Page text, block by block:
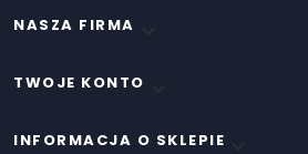
NASZA FIRMA
TWOJE KONTO
INFORMACJA O SKLEPIE